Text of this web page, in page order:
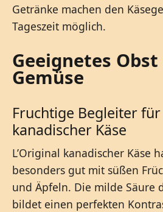
Getränke machen den
Tageszeit möglich.
Geeignetes
Gemüse
Fruchtige Begleiter für
kanadischer Käse
L’Original kanadischer Käse
besonders gut mit süßen
und Äpfeln. Die milde Säure
bildet einen perfekten